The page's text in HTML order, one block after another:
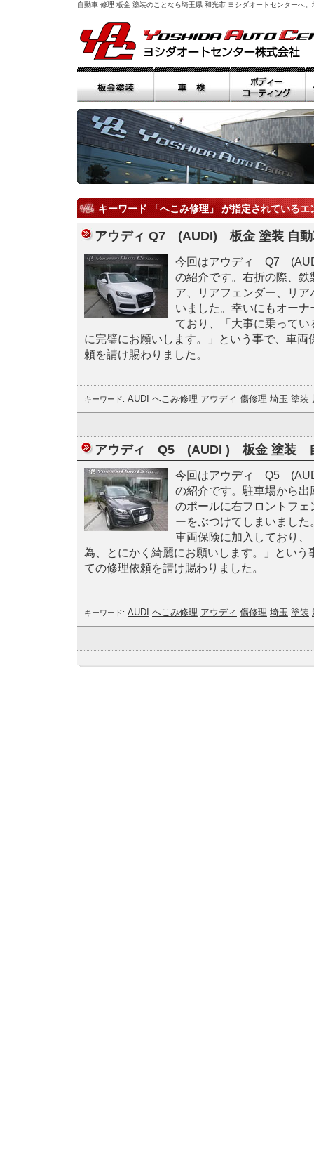
自動車 修理 板金 塗装のことなら埼玉県 和光市 ヨシダオートセンターへ
キーワード 「へこみ修理」 が指定されているエ
アウディ Q7 (AUDI) 板金 塗装 自動
今回はアウディ Q7
の紹介です。右折の際、
ア、リアフェンダー、リ
いました。幸いにもオー
ており、「大事に乗って
に完璧にお願いします。」という事で、車両
頼を請け賜わりました。
キーワード: AUDI へこみ修理 アウディ 傷修理 埼玉 塗装
アウディ Q5 (AUDI ) 板金 塗装
今回はアウディ Q5
の紹介です。駐車場から
のポールに右フロントフ
ーをぶつけてしまいまし
車両保険に加入しており
為、とにかく綺麗にお願いします。」という
ての修理依頼を請け賜わりました。
キーワード: AUDI へこみ修理 アウディ 傷修理 埼玉 塗装